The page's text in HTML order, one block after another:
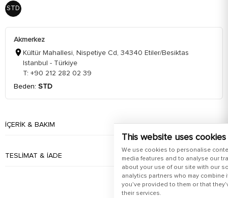
This website uses cookies
We use cookies to personalise
media features and to analyse our
about your use of our site with our
analytics partners who may
you’ve provided to them or that
their services.
STD
Akmerkez
Kültür Mahallesi, Nispetiye Cd, 34340 Etiler/Besiktas
Istanbul - Türkiye
T: +90 212 282 02 39
Beden: STD
İÇERIK & BAKIM
TESLIMAT & İADE